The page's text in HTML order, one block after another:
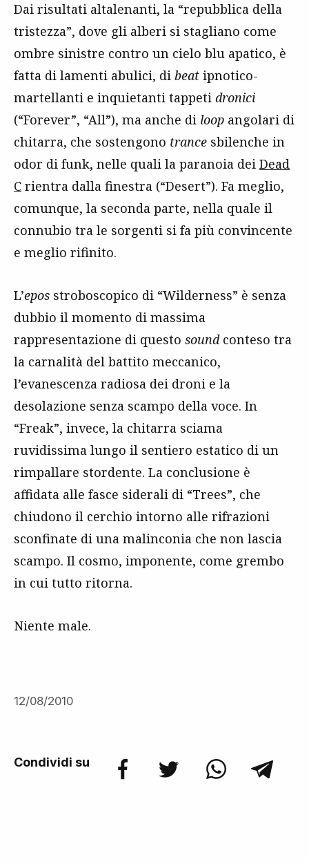
Dai risultati altalenanti, la “repubblica della
tristezza”, dove gli alberi si stagliano come
ombre sinistre contro un cielo blu apatico, è
fatta di lamenti abulici, di beat ipnotico-
martellanti e inquietanti tappeti dronici
(“Forever”, “All”), ma anche di loop angolari di
chitarra, che sostengono trance sbilenche in
odor di funk, nelle quali la paranoia dei Dead
C rientra dalla finestra (“Desert”). Fa meglio,
comunque, la seconda parte, nella quale il
connubio tra le sorgenti si fa più convincente
e meglio rifinito.
L’epos stroboscopico di “Wilderness” è senza
dubbio il momento di massima
rappresentazione di questo soundconteso tra
la carnalità del battito meccanico,
l’evanescenza radiosa dei droni e la
desolazione senza scampo della voce. In
“Freak”, invece, la chitarra sciama
ruvidissima lungo il sentiero estatico di un
rimpallare stordente. La conclusione è
affidata alle fasce siderali di “Trees”, che
chiudono il cerchio intorno alle rifrazioni
sconfinate di una malinconia che non lascia
scampo. Il cosmo, imponente, come grembo
in cui tutto ritorna.
Niente male.
12/08/2010
Condividi su